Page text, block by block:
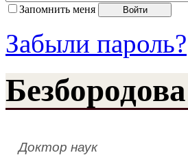
Запомнить меня
Забыли пароль?
Доктор наук